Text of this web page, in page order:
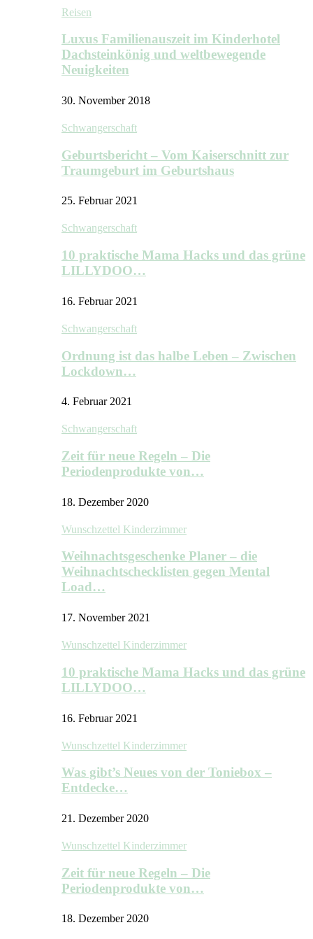
Reisen
Luxus Familienauszeit im Kinderhotel
Dachsteinkönig und weltbewegende
Neuigkeiten
30. November 2018
Schwangerschaft
Geburtsbericht – Vom Kaiserschnitt zur
Traumgeburt im Geburtshaus
25. Februar 2021
Schwangerschaft
10 praktische Mama Hacks und das grüne
LILLYDOO…
16. Februar 2021
Schwangerschaft
Ordnung ist das halbe Leben – Zwischen
Lockdown…
4. Februar 2021
Schwangerschaft
Zeit für neue Regeln – Die
Periodenprodukte von…
18. Dezember 2020
Wunschzettel Kinderzimmer
Weihnachtsgeschenke Planer – die
Weihnachtschecklisten gegen Mental
Load…
17. November 2021
Wunschzettel Kinderzimmer
10 praktische Mama Hacks und das grüne
LILLYDOO…
16. Februar 2021
Wunschzettel Kinderzimmer
Was gibt’s Neues von der Toniebox –
Entdecke…
21. Dezember 2020
Wunschzettel Kinderzimmer
Zeit für neue Regeln – Die
Periodenprodukte von…
18. Dezember 2020